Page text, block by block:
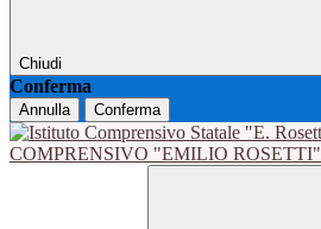
Chiudi
Conferma
Annulla Conferma
COMPRENSIVO "EMILIO ROSETTI"